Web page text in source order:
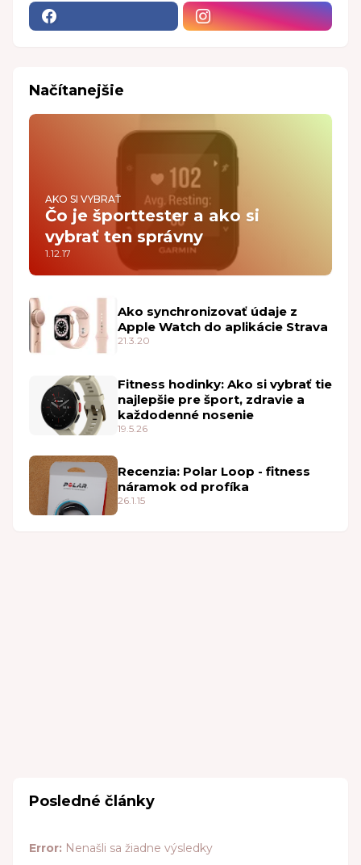
Načítanejšie
AKO SI VYBRAŤ
Čo je športtester a ako si
vybrať ten správny
1.12.17
Ako synchronizovať údaje z
Apple Watch do aplikácie Strava
21.3.20
Fitness hodinky: Ako si vybrať tie
najlepšie pre šport, zdravie a
každodenné nosenie
19.5.26
Recenzia: Polar Loop - fitness
náramok od profíka
26.1.15
Posledné články
Error: Nenašli sa žiadne výsledky